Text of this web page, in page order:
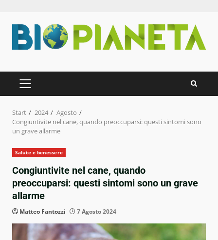
Inhalt
springen
PRIMÄRES
MENÜ
Start 2024
Agosto
Congiuntivite nel cane, quando preoccuparsi: questi sintomi sono
un grave allarme
Salute e benessere
Congiuntivite nel cane, quando
preoccuparsi: questi sintomi sono un grave
allarme
Matteo Fantozzi 7 Agosto 2024